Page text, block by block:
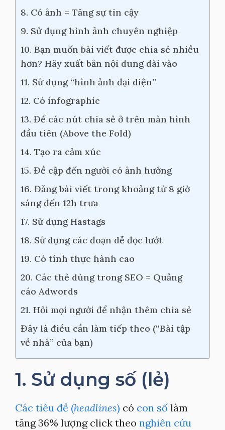
8. Có ảnh = Tăng sự tin cậy
9. Sử dụng hình ảnh chuyên nghiệp
10. Bạn muốn bài viết được chia sẻ nhiều
hơn? Hãy xuất bản nội dung dài vào
11. Sử dụng “hình ảnh đại diện”
12. Có infographic
13. Để các nút chia sẻ ở trên màn hình
đầu tiên (Above the Fold)
14. Tạo ra cảm xúc
15. Đề cập đến người có ảnh hưởng
16. Đăng bài viết trong khoảng từ 8 giờ
sáng đến 12h trưa
17. Sử dụng Hastags
18. Sử dụng các đoạn dễ đọc lướt
19. Có tính thực hành cao
20. Các thẻ dùng trong SEO = Quảng
cáo Adwords
21. Hỏi mọi người để nhận thêm chia sẻ
Đây là điều cần làm tiếp theo (“Bài tập
về nhà” của bạn)
1. Sử dụng số (lẻ)
Các tiêu đề (headlines) có con số làm
tăng 36% lượng click theo nghiên cứu